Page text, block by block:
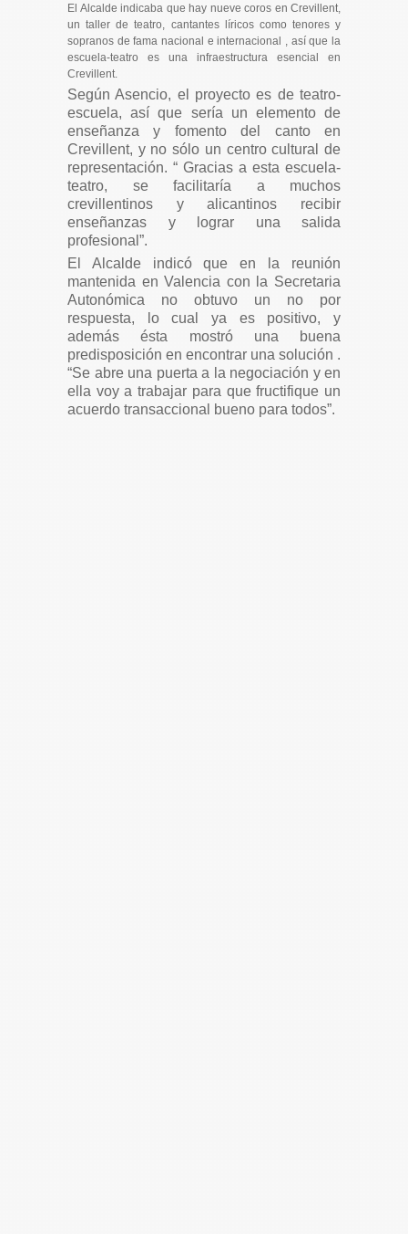
El Alcalde indicaba que hay nueve coros en Crevillent,
un taller de teatro, cantantes líricos como tenores y
sopranos de fama nacional e internacional , así que la
escuela-teatro es una infraestructura esencial en
Crevillent.
Según Asencio, el proyecto es de teatro-
escuela, así que sería un elemento de
enseñanza y fomento del canto en
Crevillent, y no sólo un centro cultural de
representación. “ Gracias a esta escuela-
teatro, se facilitaría a muchos
crevillentinos y alicantinos recibir
enseñanzas y lograr una salida
profesional”.
El Alcalde indicó que en la reunión
mantenida en Valencia con la Secretaria
Autonómica no obtuvo un no por
respuesta, lo cual ya es positivo, y
además ésta mostró una buena
predisposición en encontrar una solución .
“Se abre una puerta a la negociación y en
ella voy a trabajar para que fructifique un
acuerdo transaccional bueno para todos”.